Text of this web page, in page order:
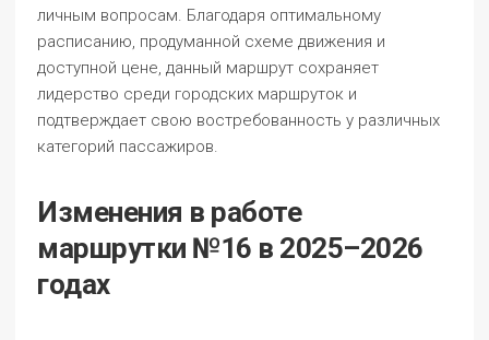
личным вопросам. Благодаря оптимальному
расписанию, продуманной схеме движения и
доступной цене, данный маршрут сохраняет
лидерство среди городских маршруток и
подтверждает свою востребованность у различных
категорий пассажиров.
Изменения в работе
маршрутки №16 в 2025–2026
годах